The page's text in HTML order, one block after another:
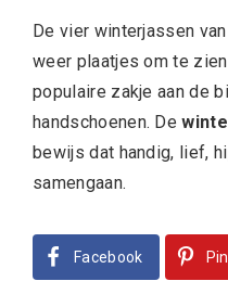
De vier winterjassen
weer plaatjes om te
populaire zakje aan de
handschoenen. De
bewijs dat handig, lief,
samengaan.
Facebook